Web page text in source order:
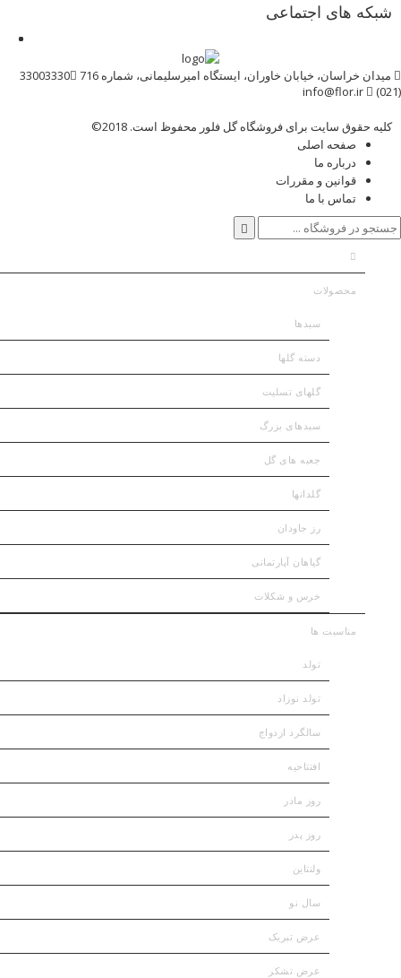
شبکه های اجتماعی
میدان خراسان، خیابان خاوران، ایستگاه امیرسلیمانی، شماره 716
33003330
(021)
کلیه حقوق سایت برای فروشگاه گل فلور محفوظ است. 2018©
صفحه اصلی
درباره ما
قوانین و مقررات
تماس با ما
محصولات
سبدها
دسته گلها
گلهای تسلیت
سبدهای بزرگ
جعبه های گل
گلدانها
رز جاودان
گیاهان آپارتمانی
خرس و شکلات
مناسبت ها
تولد
تولد نوزاد
سالگرد ازدواج
افتتاحیه
روز مادر
روز پدر
ولنتاین
سال نو
عرض تبریک
عرض تشکر